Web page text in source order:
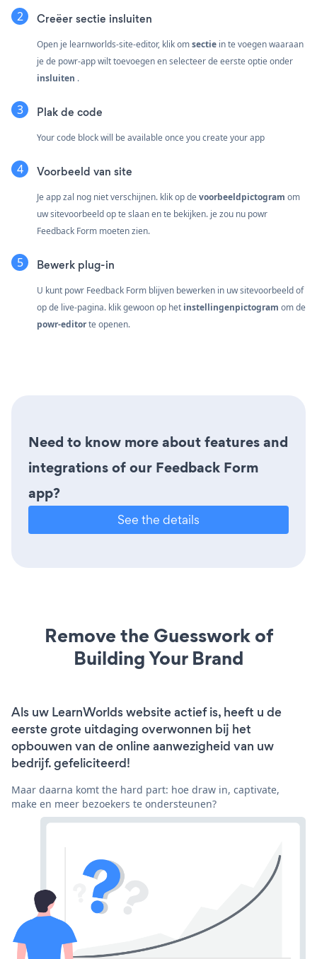
Creëersectie insluiten
Open je learnworlds-site-editor, klik omsectie in te voegen waaraan
je de powr-app wilt toevoegen en selecteer de eerste optie onder
insluiten .
Plak de code
Your code block will be available once you create your app
Voorbeeld van site
Je app zal nog niet verschijnen. klik op devoorbeeldpictogram om
uw sitevoorbeeld op te slaan en te bekijken. je zou nu powr
Feedback Form moeten zien.
Bewerk plug-in
U kunt powr Feedback Form blijven bewerken in uw sitevoorbeeld of
op de live-pagina. klik gewoon op het instellingenpictogram om de
powr-editorte openen.
Need to know more about features and
integrations of our Feedback Form
app?
See the details
Remove the Guesswork of
Building Your Brand
Als uw LearnWorlds website actief is, heeft u de
eerste grote uitdaging overwonnen bij het
opbouwen van de online aanwezigheid van uw
bedrijf. gefeliciteerd!
Maar daarna komt the hard part: hoe draw in, captivate,
make en meer bezoekers te ondersteunen?